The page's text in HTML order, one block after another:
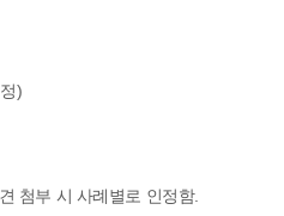
)
첨부 시 사례별로 인정함.